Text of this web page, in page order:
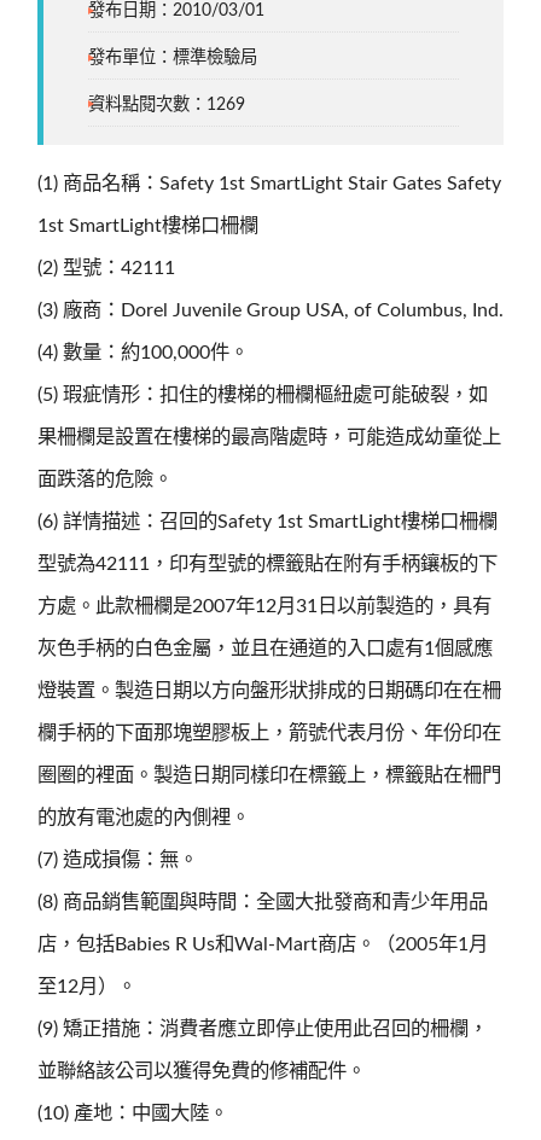
發布日期：2010/03/01
發布單位：標準檢驗局
資料點閱次數：1269
(1) 商品名稱：Safety 1st SmartLight Stair Gates Safety
1st SmartLight樓梯口柵欄
(2) 型號：42111
(3) 廠商：Dorel Juvenile Group USA, of Columbus, Ind.
(4) 數量：約100,000件。
(5) 瑕疵情形：扣住的樓梯的柵欄樞紐處可能破裂，如
果柵欄是設置在樓梯的最高階處時，可能造成幼童從上
面跌落的危險。
(6) 詳情描述：召回的Safety 1st SmartLight樓梯口柵欄
型號為42111，印有型號的標籤貼在附有手柄鑲板的下
方處。此款柵欄是2007年12月31日以前製造的，具有
灰色手柄的白色金屬，並且在通道的入口處有1個感應
燈裝置。製造日期以方向盤形狀排成的日期碼印在在柵
欄手柄的下面那塊塑膠板上，箭號代表月份、年份印在
圈圈的裡面。製造日期同樣印在標籤上，標籤貼在柵門
的放有電池處的內側裡。
(7) 造成損傷：無。
(8) 商品銷售範圍與時間：全國大批發商和青少年用品
店，包括Babies R Us和Wal-Mart商店。（2005年1月
至12月）。
(9) 矯正措施：消費者應立即停止使用此召回的柵欄，
並聯絡該公司以獲得免費的修補配件。
(10) 產地：中國大陸。